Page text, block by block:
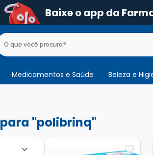
Baixe o app da
Medicamentos e Saúde Beleza e
polibrinq